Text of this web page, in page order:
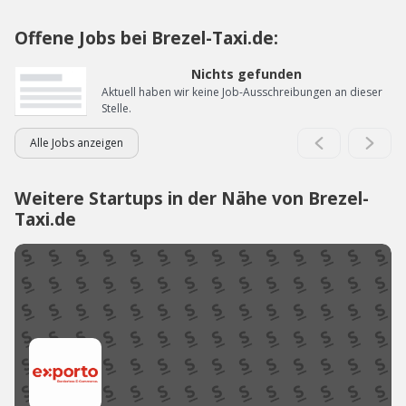
Offene Jobs bei Brezel-Taxi.de:
Nichts gefunden
Aktuell haben wir keine Job-Ausschreibungen an dieser
Stelle.
Alle Jobs anzeigen
Weitere Startups in der Nähe von Brezel-
Taxi.de